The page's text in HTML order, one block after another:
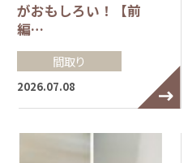
がおもしろい！【前
編…
間取り
2026.07.08